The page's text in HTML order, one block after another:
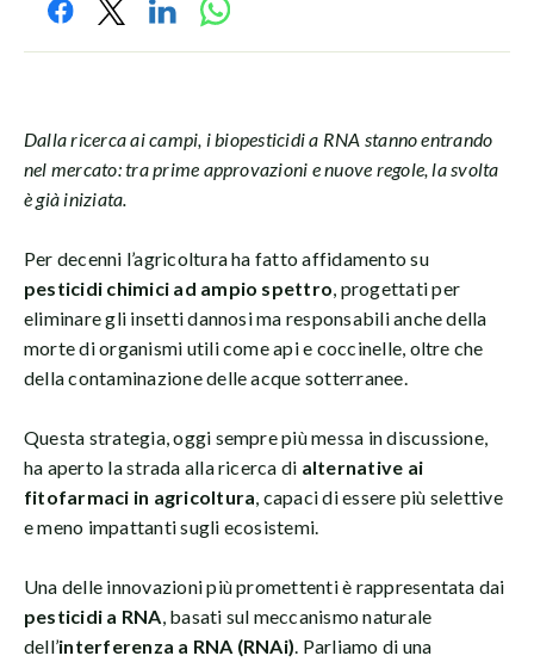
Dalla ricerca ai campi, i biopesticidi a RNA stanno entrando
nel mercato: tra prime approvazioni e nuove regole, la svolta
è già iniziata.
Per decenni l’agricoltura ha fatto affidamento su
pesticidi chimici ad ampio spettro, progettati per
eliminare gli insetti dannosi ma responsabili anche della
morte di organismi utili come api e coccinelle, oltre che
della contaminazione delle acque sotterranee.
Questa strategia, oggi sempre più messa in discussione,
ha aperto la strada alla ricerca di alternative ai
fitofarmaci in agricoltura, capaci di essere più selettive
e meno impattanti sugli ecosistemi.
Una delle innovazioni più promettenti è rappresentata dai
pesticidi a RNA, basati sul meccanismo naturale
dell’interferenza a RNA (RNAi). Parliamo di una